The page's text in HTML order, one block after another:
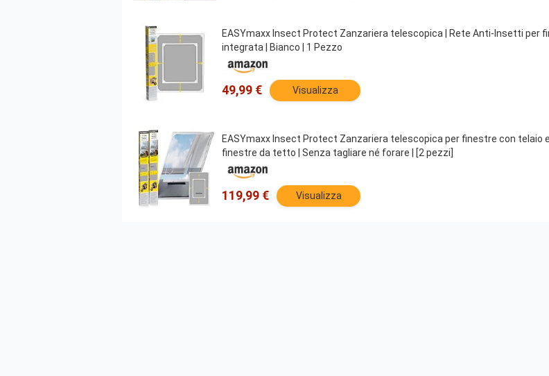
EASYmaxx Insect Protect Zanzariera telescopica | Rete Anti-Insetti per
integrata | Bianco | 1 Pezzo
49,99 € Visualizza
EASYmaxx Insect Protect Zanzariera telescopica per finestre con
finestre da tetto | Senza tagliare né forare | [2 pezzi]
119,99 € Visualizza